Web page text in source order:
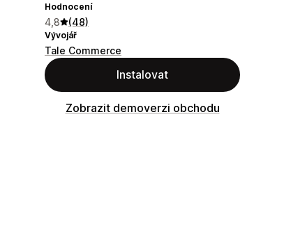
Hodnocení
4,8 (48)
Vývojář
Tale Commerce
Instalovat
Zobrazit demoverzi obchodu